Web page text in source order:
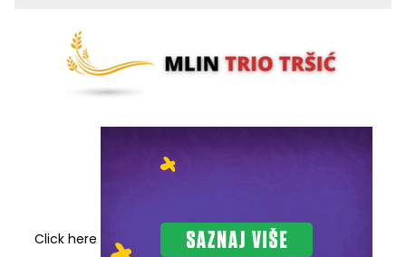
Click here